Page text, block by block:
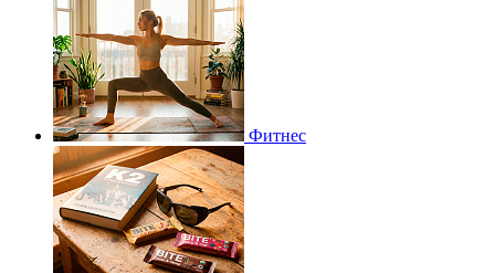
Фитнес